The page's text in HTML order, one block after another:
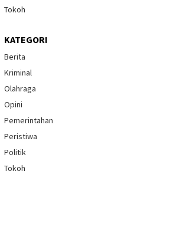
Tokoh
KATEGORI
Berita
Kriminal
Olahraga
Opini
Pemerintahan
Peristiwa
Politik
Tokoh